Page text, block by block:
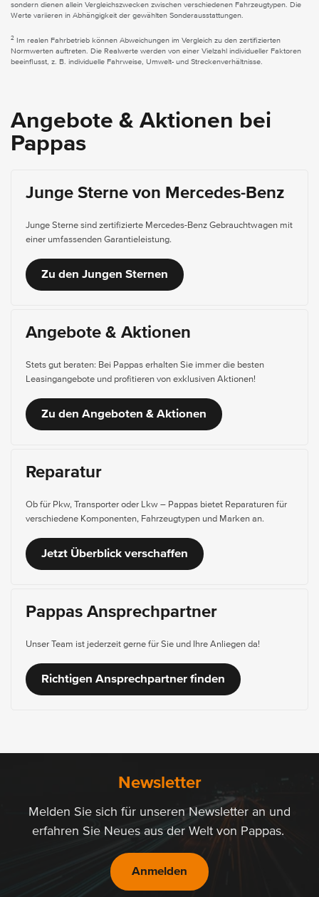
sondern dienen allein Vergleichszwecken zwischen verschiedenen Fahrzeugtypen. Die
Werte variieren in Abhängigkeit der gewählten Sonderausstattungen.
2
Im realen Fahrbetrieb können Abweichungen im Vergleich zu den zertifizierten
Normwerten auftreten. Die Realwerte werden von einer Vielzahl individueller Faktoren
beeinflusst, z. B. individuelle Fahrweise, Umwelt- und Streckenverhältnisse.
Angebote & Aktionen bei
Pappas
Junge Sterne von Mercedes-Benz
Junge Sterne sind zertifizierte Mercedes-Benz Gebrauchtwagen mit
einer umfassenden Garantieleistung.
Zu den Jungen Sternen
Angebote & Aktionen
Stets gut beraten: Bei Pappas erhalten Sie immer die besten
Leasingangebote und profitieren von exklusiven Aktionen!
Zu den Angeboten & Aktionen
Reparatur
Ob für Pkw, Transporter oder Lkw – Pappas bietet Reparaturen für
verschiedene Komponenten, Fahrzeugtypen und Marken an.
Jetzt Überblick verschaffen
Pappas Ansprechpartner
Unser Team ist jederzeit gerne für Sie und Ihre Anliegen da!
Richtigen Ansprechpartner finden
Newsletter
Melden Sie sich für unseren Newsletter an und
erfahren Sie Neues aus der Welt von Pappas.
Anmelden